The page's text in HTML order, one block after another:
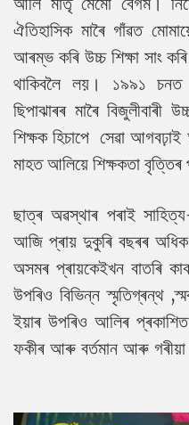
ঐতিহাসিক মাৰৈ গাঁৱত
আৰম্ভ কৰি উচ্চ শিক্ষা সাং
থাকিবলৈ লয়। ১৯৯১ চনত
ছিপাঝাৰৰ মাৰৈ বিজুলীবাৰী
শিক্ষক হিচাপে সেৱা
মাহত আলিয়ে শিক্ষকতা
ছাত্ৰ অৱস্থাৰ পৰাই
আজি প্ৰায় দুকুৰি বছৰৰ অধিক
অসমৰ প্ৰায়কেইখন বাতৰি
উপৰিও বিভিন্ন স্মৃতিগ্ৰন্থ
ইয়াৰ উপৰিও আলিৰ
ফকীৰ আৰু বৰ্তমান আৰু